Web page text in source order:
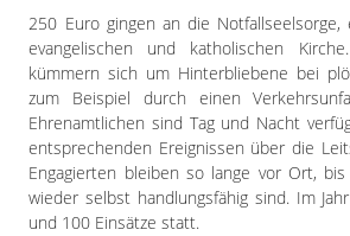
250 Euro gingen an die
evangelischen und katholischen
kümmern sich um Hinterbliebene bei
zum Beispiel durch einen
Ehrenamtlichen sind Tag und Nacht
entsprechenden Ereignissen über die
Engagierten bleiben so lange vor Ort,
wieder selbst handlungsfähig sind. Im
und 100 Einsätze statt.